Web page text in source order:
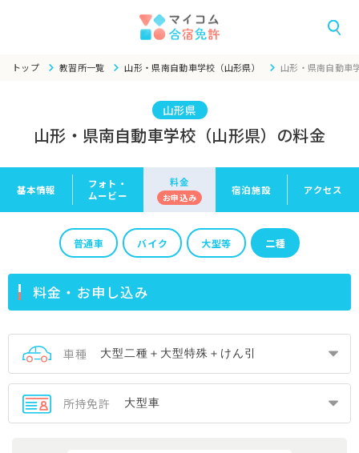
トップ 教習所一覧 山形・県南自動車学校（山形県） 山形・県南自動車
山形県
山形・県南自動車学校（山形県）の料金
基本情報
フォト・
ムービー
料金
お申込み
宿泊施設 アクセス
普通車 バイク 大型等 二種
料金・お申し込み
車種
所持免許